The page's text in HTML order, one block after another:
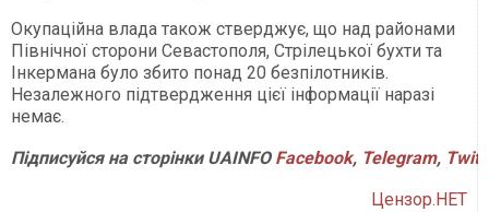
Окупаційна влада також стверджує, що над районами
Північної сторони Севастополя, Стрілецької бухти та
Інкермана було збито понад 20 безпілотників.
Незалежного підтвердження цієї інформації наразі
немає.
ПідписуйсянасторінкиUAINFO Facebook, Telegram,
Цензор.НЕТ